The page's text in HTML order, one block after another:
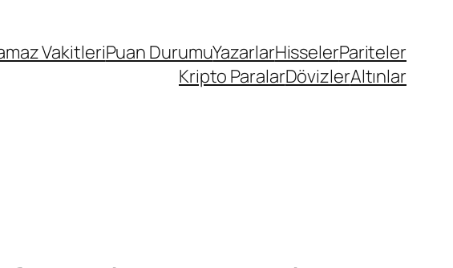
VakitleriPuan DurumuYazarlarHisselerPariteler
Kripto ParalarDövizlerAltınlar